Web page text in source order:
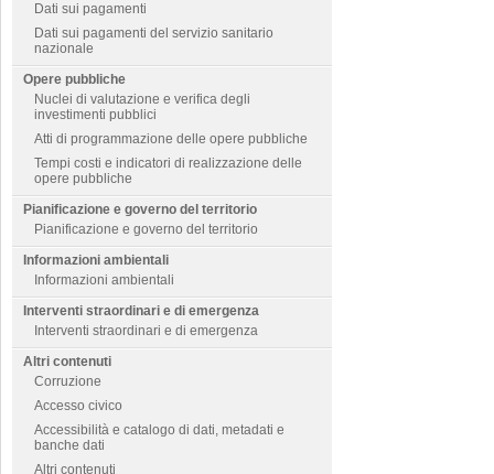
Dati sui pagamenti
Dati sui pagamenti del servizio sanitario
nazionale
Opere pubbliche
Nuclei di valutazione e verifica degli
investimenti pubblici
Atti di programmazione delle opere pubbliche
Tempi costi e indicatori di realizzazione delle
opere pubbliche
Pianificazione e governo del territorio
Pianificazione e governo del territorio
Informazioni ambientali
Informazioni ambientali
Interventi straordinari e di emergenza
Interventi straordinari e di emergenza
Altri contenuti
Corruzione
Accesso civico
Accessibilità e catalogo di dati, metadati e
banche dati
Altri contenuti